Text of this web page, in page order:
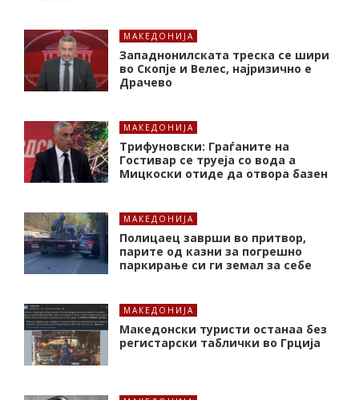
МАКЕДОНИЈА
Западнонилската треска се шири
во Скопје и Велес, најризично е
Драчево
МАКЕДОНИЈА
Трифуновски: Граѓаните на
Гостивар се труеја со вода а
Мицкоски отиде да отвора базен
МАКЕДОНИЈА
Полицаец заврши во притвор,
парите од казни за погрешно
паркирање си ги земал за себе
МАКЕДОНИЈА
Македонски туристи останаа без
регистарски таблички во Грција